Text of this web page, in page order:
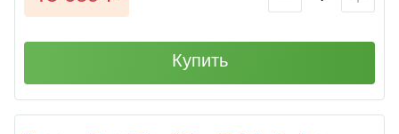
Купить